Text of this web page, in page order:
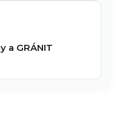
a GRÁNIT